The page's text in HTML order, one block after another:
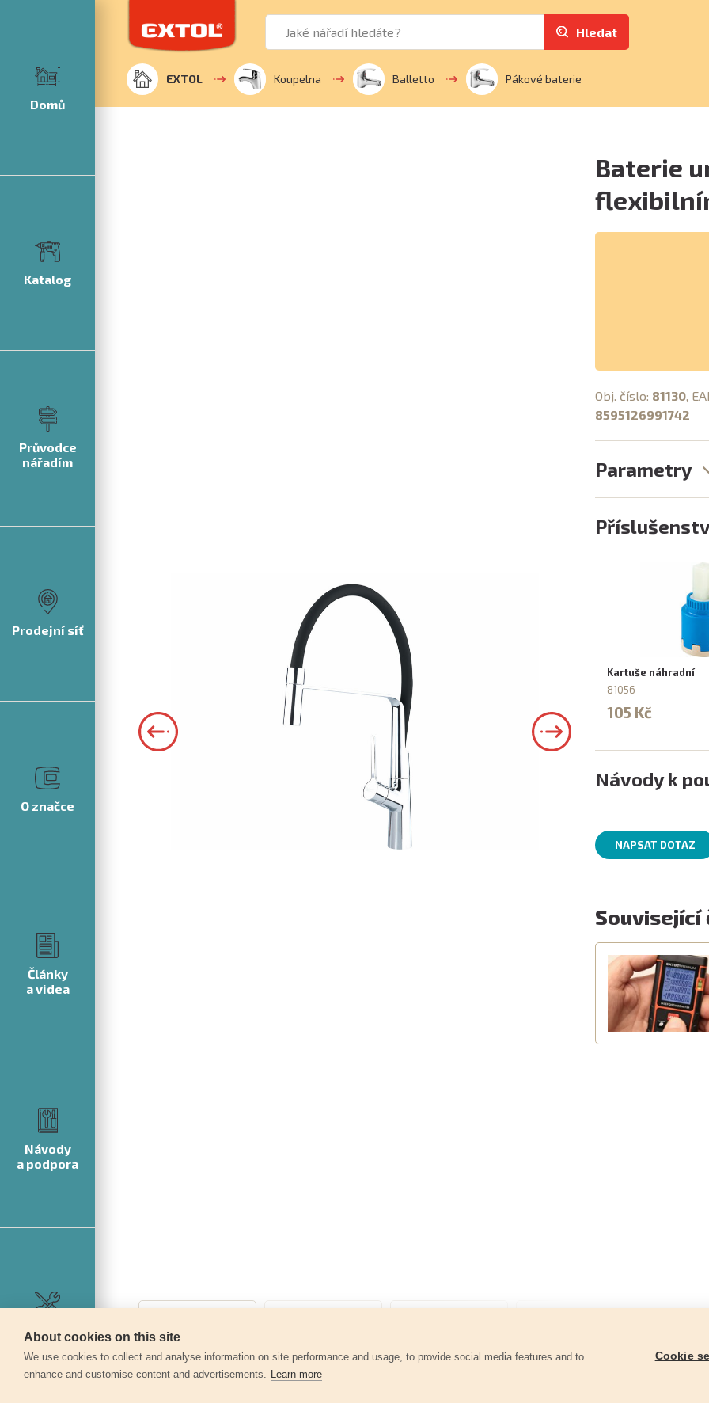
Domů
Katalog
Průvodce
nářadím
Prodejní síť
O značce
Články
a videa
Návody
a podpora
Servis
Hledat
EXTOL Koupelna Balletto Pákové baterie
Baterie
Obj. číslo: 81130,
8595126991742
Parametry
Kartuše náhradní
81056
105 Kč
Návody k
NAPSAT DOTAZ
Související
About cookies on this site
We use cookies to collect and analyse information on site performance and usage, to provide social media features and to
enhance and customise content and advertisements. Learn more
Cookie